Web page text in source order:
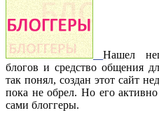
Нашел
блогов и средство общения
так понял, создан этот сайт
пока не обрел. Но его
сами блоггеры.